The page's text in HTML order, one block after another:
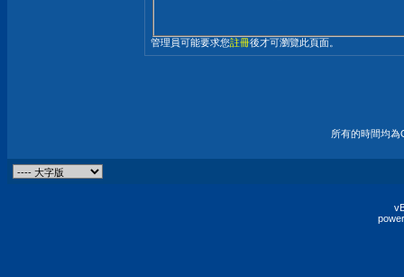
管理員可能要求您註冊後才可瀏覽此頁面。
所有的時間均為